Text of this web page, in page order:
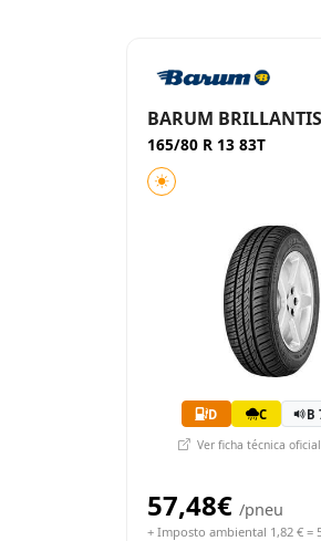
BARUM
165/80 R 13 83T
D C B
Ver ficha técnica oficial
57,48€ /pneu
+ Imposto ambiental 1,82 € =